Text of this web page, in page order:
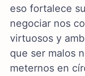
eso fortalece
negociar nos
virtuosos y
que ser malos
meternos en